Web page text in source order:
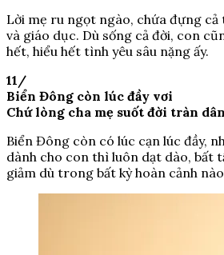
Lời mẹ ru ngọt ngào, chứa đựng cả
và giáo dục. Dù sống cả đời, con
hết, hiểu hết tình yêu sâu nặng ấy.
11/
Biển Đông còn lúc đầy vơi
Chứ lòng cha mẹ suốt đời tràn
Biển Đông còn có lúc cạn lúc đầy,
dành cho con thì luôn dạt dào, bất
giảm dù trong bất kỳ hoàn cảnh